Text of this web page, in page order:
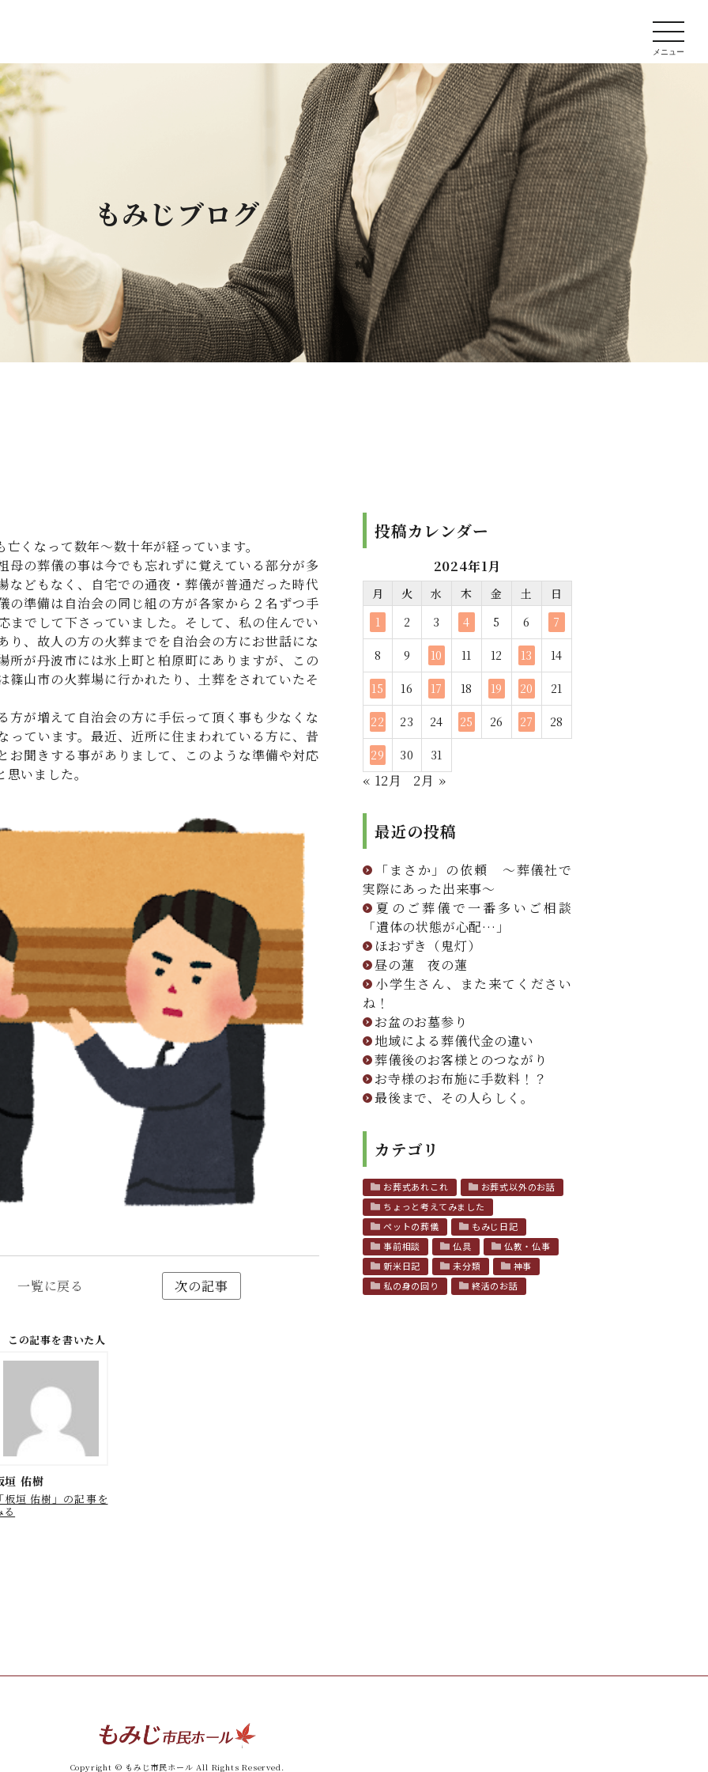
もみじブログ
くなって数年～数十年が経っています。
母の葬儀の事は今でも忘れずに覚えている部分が多
などもなく、自宅での通夜・葬儀が普通だった時代
の準備は自治会の同じ組の方が各家から２名ずつ手
までして下さっていました。そして、私の住んでい
り、故人の方の火葬までを自治会の方にお世話にな
所が丹波市には氷上町と柏原町にありますが、この
篠山市の火葬場に行かれたり、土葬をされていたそ
方が増えて自治会の方に手伝って頂く事も少なくな
っています。最近、近所に住まわれている方に、昔
お聞きする事がありまして、このような準備や対応
いました。
一覧に戻る 次の記事
この記事を書いた人
垣 佑樹
板垣 佑樹」の記事を
る
投稿カレンダー
2024年1月
月 火 水 木 金 土
日
1
2 3 4 5 6 7
8 9 10 11 12 13 14
15 16 17 18 19 20 21
22 23 24 25 26 27 28
29 30 31
« 12月 2月 »
最近の投稿
「まさか」の依頼 ～葬儀社で
実際にあった出来事～
夏のご葬儀で一番多いご相談
「遺体の状態が心配…」
ほおずき（鬼灯）
昼の蓮 夜の蓮
小学生さん、また来てください
ね！
お盆のお墓参り
地域による葬儀代金の違い
葬儀後のお客様とのつながり
お寺様のお布施に手数料！？
最後まで、その人らしく。
カテゴリ
お葬式あれこれ
お葬式以外のお話
ちょっと考えてみました
ペットの葬儀
もみじ日記
事前相談
仏具
仏教・仏事
新米日記
未分類
神事
私の身の回り
終活のお話
Copyright © もみじ市民ホール All Rights Reserved.